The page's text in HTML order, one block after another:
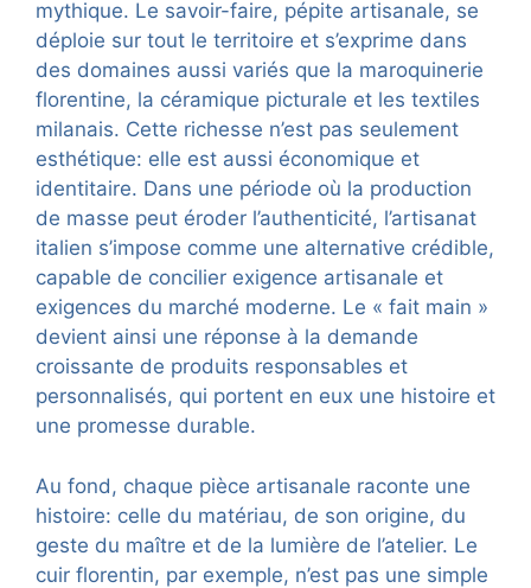
mythique. Le savoir-faire, pépite artisanale, se
déploie sur tout le territoire et s’exprime dans
des domaines aussi variés que la maroquinerie
florentine, la céramique picturale et les textiles
milanais. Cette richesse n’est pas seulement
esthétique: elle est aussi économique et
identitaire. Dans une période où la production
de masse peut éroder l’authenticité, l’artisanat
italien s’impose comme une alternative crédible,
capable de concilier exigence artisanale et
exigences du marché moderne. Le « fait main »
devient ainsi une réponse à la demande
croissante de produits responsables et
personnalisés, qui portent en eux une histoire et
une promesse durable.
Au fond, chaque pièce artisanale raconte une
histoire: celle du matériau, de son origine, du
geste du maître et de la lumière de l’atelier. Le
cuir florentin, par exemple, n’est pas une simple